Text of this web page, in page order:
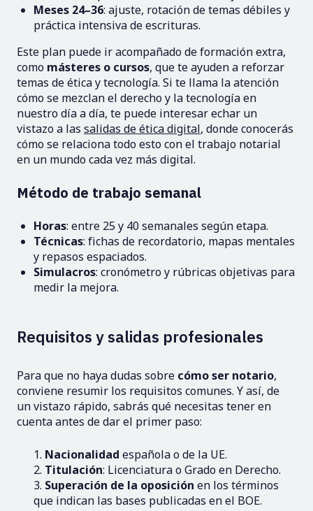
Meses 24–36: ajuste, rotación de temas débiles y
práctica intensiva de escrituras.
Este plan puede ir acompañado de formación extra,
como másteres o cursos, que te ayuden a reforzar
temas de ética y tecnología. Si te llama la atención
cómo se mezclan el derecho y la tecnología en
nuestro día a día, te puede interesar echar un
vistazo a las salidas de ética digital, donde conocerás
cómo se relaciona todo esto con el trabajo notarial
en un mundo cada vez más digital.
Método de trabajo semanal
Horas: entre 25 y 40 semanales según etapa.
Técnicas: fichas de recordatorio, mapas mentales
y repasos espaciados.
Simulacros: cronómetro y rúbricas objetivas para
medir la mejora.
Requisitos y salidas profesionales
Para que no haya dudas sobre cómo ser notario,
conviene resumir los requisitos comunes. Y así, de
un vistazo rápido, sabrás qué necesitas tener en
cuenta antes de dar el primer paso:
Nacionalidad española o de la UE.
Titulación: Licenciatura o Grado en Derecho.
Superación de la oposición en los términos
que indican las bases publicadas en el BOE.